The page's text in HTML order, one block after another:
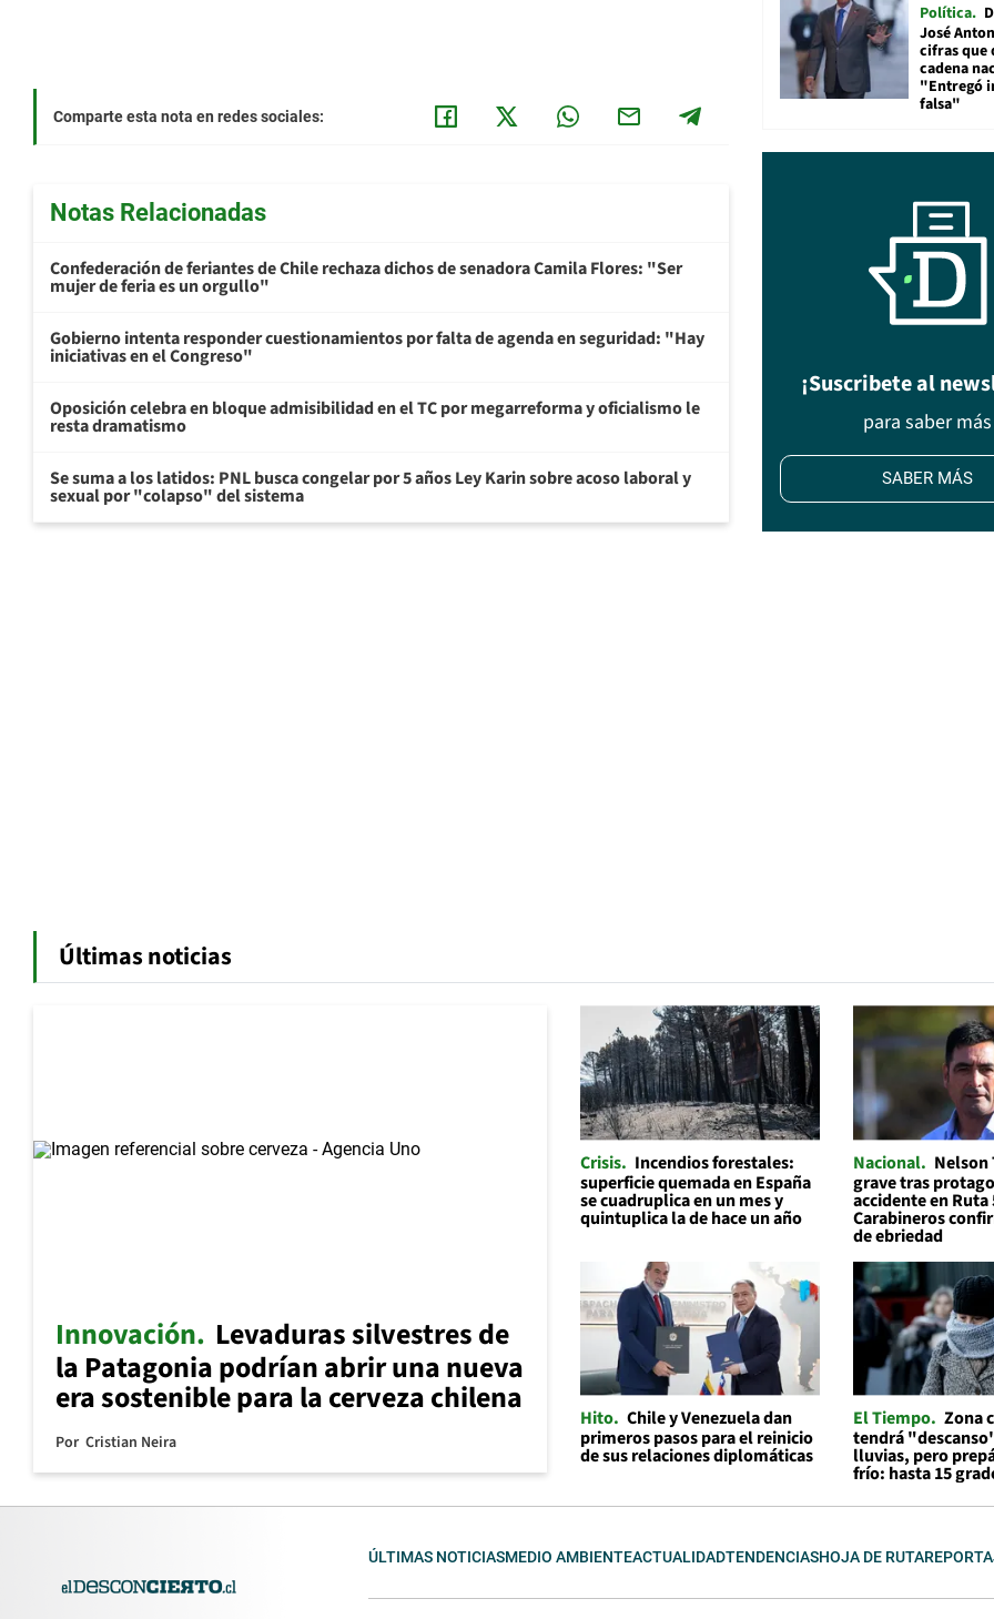
Comparte esta nota en redes sociales:
Notas Relacionadas
Confederación de feriantes de Chile rechaza dichos de senadora Camila Flores: "Ser
mujer de feria es un orgullo"
Gobierno intenta responder cuestionamientos por falta de agenda en seguridad: "Hay
iniciativas en el Congreso"
Oposición celebra en bloque admisibilidad en el TC por megarreforma y oficialismo le
resta dramatismo
Se suma a los latidos: PNL busca congelar por 5 años Ley Karin sobre acoso laboral y
sexual por "colapso" del sistema
Política
José
cifras que
cadena
"Entregó
falsa"
¡Suscribete al
para saber más
SABER MÁS
Últimas noticias
Innovación Levaduras silvestres de
la Patagonia podrían abrir una nueva
era sostenible para la cerveza chilena
Por Cristian Neira
Crisis
Incendios forestales:
superficie quemada en España
se cuadruplica en un mes y
quintuplica la de hace un año
Nacional Nelson
grave tras
accidente en Ruta
Carabineros
de ebriedad
Hito Chile y Venezuela dan
primeros pasos para el reinicio
de sus relaciones diplomáticas
El Tiempo Zona
tendrá
lluvias, pero
frío: hasta 15
ÚLTIMAS NOTICIASMEDIO AMBIENTEACTUALIDADTENDENCIASHOJA DE RUTA